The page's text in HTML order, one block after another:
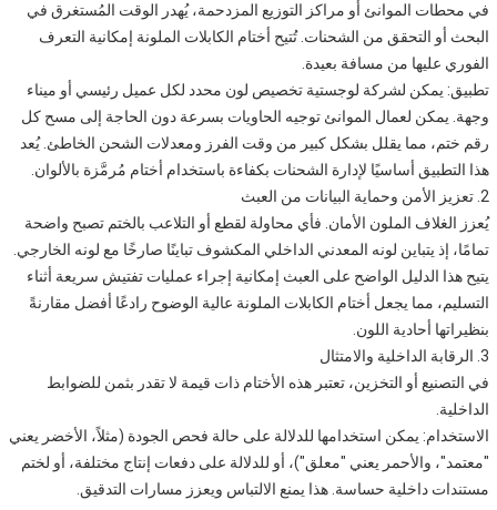
في محطات الموانئ أو مراكز التوزيع المزدحمة، يُهدر الوقت المُستغرق في
البحث أو التحقق من الشحنات. تُتيح أختام الكابلات الملونة إمكانية التعرف
الفوري عليها من مسافة بعيدة.
تطبيق: يمكن لشركة لوجستية تخصيص لون محدد لكل عميل رئيسي أو ميناء
وجهة. يمكن لعمال الموانئ توجيه الحاويات بسرعة دون الحاجة إلى مسح كل
رقم ختم، مما يقلل بشكل كبير من وقت الفرز ومعدلات الشحن الخاطئ. يُعد
هذا التطبيق أساسيًا لإدارة الشحنات بكفاءة باستخدام أختام مُرمَّزة بالألوان.
2. تعزيز الأمن وحماية البيانات من العبث
يُعزز الغلاف الملون الأمان. فأي محاولة لقطع أو التلاعب بالختم تصبح واضحة
تمامًا، إذ يتباين لونه المعدني الداخلي المكشوف تباينًا صارخًا مع لونه الخارجي.
يتيح هذا الدليل الواضح على العبث إمكانية إجراء عمليات تفتيش سريعة أثناء
التسليم، مما يجعل أختام الكابلات الملونة عالية الوضوح رادعًا أفضل مقارنةً
بنظيراتها أحادية اللون.
3. الرقابة الداخلية والامتثال
في التصنيع أو التخزين، تعتبر هذه الأختام ذات قيمة لا تقدر بثمن للضوابط
الداخلية.
الاستخدام: يمكن استخدامها للدلالة على حالة فحص الجودة (مثلاً، الأخضر يعني
"معتمد"، والأحمر يعني "معلق")، أو للدلالة على دفعات إنتاج مختلفة، أو لختم
مستندات داخلية حساسة. هذا يمنع الالتباس ويعزز مسارات التدقيق.